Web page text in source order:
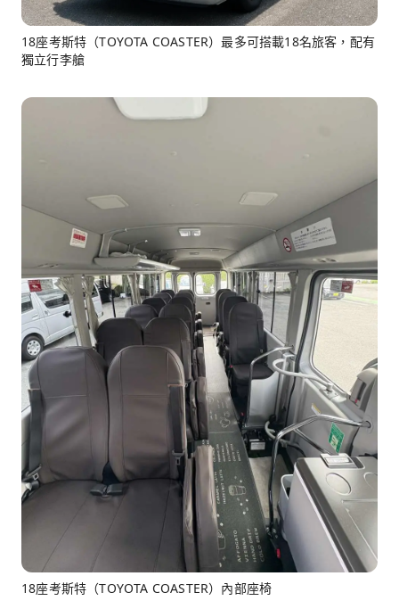
18座考斯特（TOYOTA COASTER）最多可搭載18名旅客，配有
獨立行李艙
18座考斯特（TOYOTA COASTER）內部座椅